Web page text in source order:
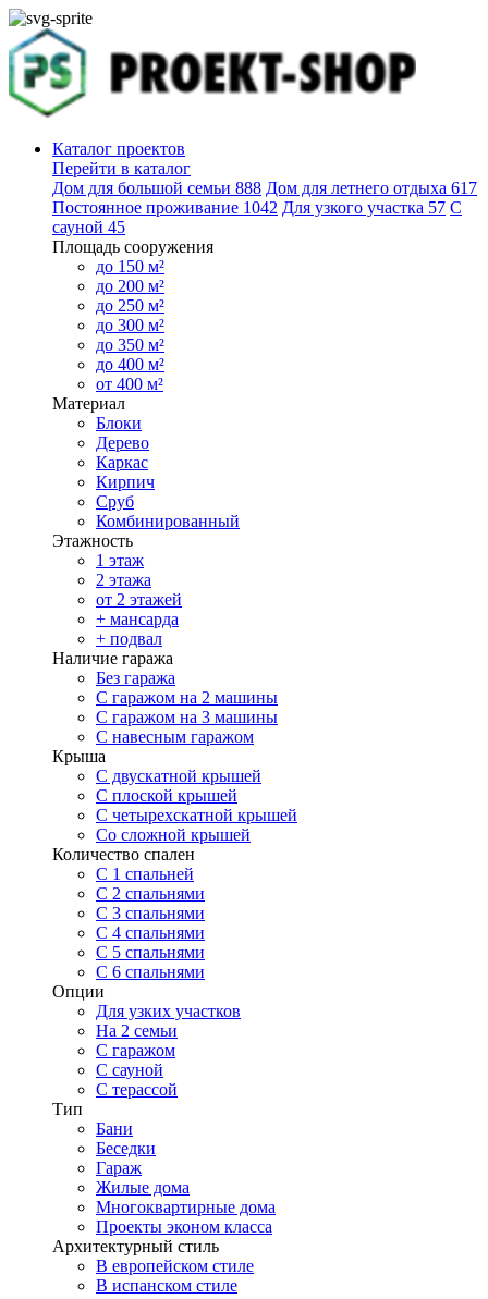
Каталог проектов
Перейти в каталог
Дом для большой семьи 888 Дом для летнего отдыха 617
Постоянное проживание 1042 Для узкого участка 57 С
сауной 45
Площадь сооружения
до 150 м²
до 200 м²
до 250 м²
до 300 м²
до 350 м²
до 400 м²
от 400 м²
Материал
Блоки
Дерево
Каркас
Кирпич
Сруб
Комбинированный
Этажность
1 этаж
2 этажа
от 2 этажей
+ мансарда
+ подвал
Наличие гаража
Без гаража
С гаражом на 2 машины
С гаражом на 3 машины
С навесным гаражом
Крыша
С двускатной крышей
С плоской крышей
С четырехскатной крышей
Со сложной крышей
Количество спален
С 1 спальней
С 2 спальнями
С 3 спальнями
С 4 спальнями
С 5 спальнями
С 6 спальнями
Опции
Для узких участков
На 2 семьи
С гаражом
С сауной
С терассой
Тип
Бани
Беседки
Гараж
Жилые дома
Многоквартирные дома
Проекты эконом класса
Архитектурный стиль
В европейском стиле
В испанском стиле